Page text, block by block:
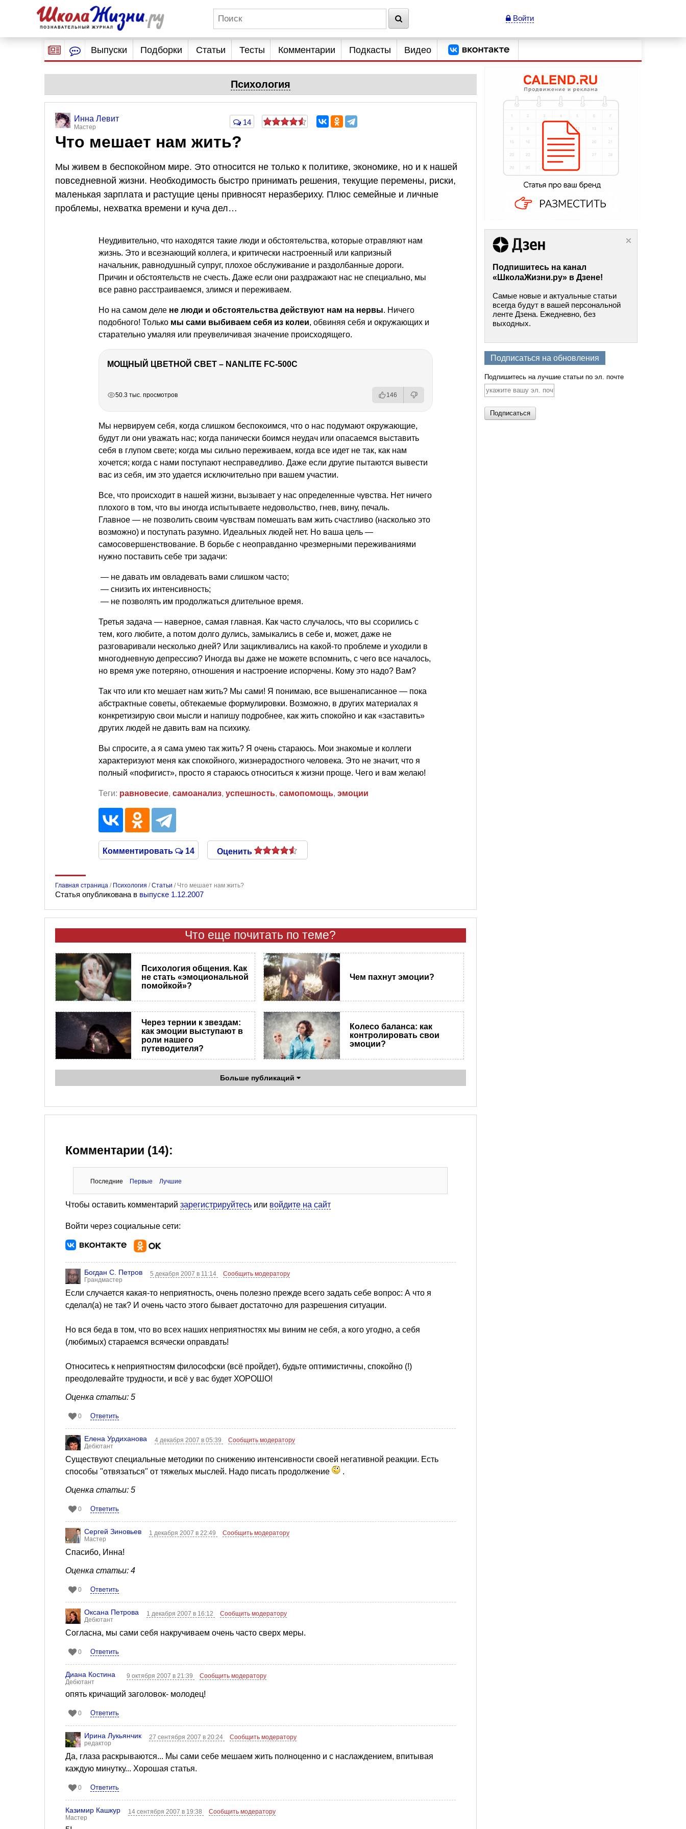
Войти
Выпуски Подборки Статьи Тесты Комментарии Подкасты Видео
Психология
Инна Левит
Мастер
14
Что мешает нам жить?
Мы живем в беспокойном мире. Это относится не только к политике, экономике, но и к нашей
повседневной жизни. Необходимость быстро принимать решения, текущие перемены, риски,
маленькая зарплата и растущие цены привносят неразбериху. Плюс семейные и личные
проблемы, нехватка времени и куча дел…
Неудивительно, что находятся такие люди и обстоятельства, которые отравляют нам
жизнь. Это и всезнающий коллега, и критически настроенный или капризный
начальник, равнодушный супруг, плохое обслуживание и раздолбанные дороги.
Причин и обстоятельств не счесть. Даже если они раздражают нас не специально, мы
все равно расстраиваемся, злимся и переживаем.
Но на самом деле не люди и обстоятельства действуют нам на нервы. Ничего
подобного! Только мы сами выбиваем себя из колеи, обвиняя себя и окружающих и
старательно умаляя или преувеличивая значение происходящего.
МОЩНЫЙ ЦВЕТНОЙ СВЕТ – NANLITE FC-500C
50.3 тыс. просмотров 146
Мы нервируем себя, когда слишком беспокоимся, что о нас подумают окружающие,
будут ли они уважать нас; когда панически боимся неудач или опасаемся выставить
себя в глупом свете; когда мы сильно переживаем, когда все идет не так, как нам
хочется; когда с нами поступают несправедливо. Даже если другие пытаются вывести
вас из себя, им это удается исключительно при вашем участии.
Все, что происходит в нашей жизни, вызывает у нас определенные чувства. Нет ничего
плохого в том, что вы иногда испытываете недовольство, гнев, вину, печаль.
Главное — не позволить своим чувствам помешать вам жить счастливо (насколько это
возможно) и поступать разумно. Идеальных людей нет. Но ваша цель —
самосовершенствование. В борьбе с неоправданно чрезмерными переживаниями
нужно поставить себе три задачи:
— не давать им овладевать вами слишком часто;
— снизить их интенсивность;
— не позволять им продолжаться длительное время.
Третья задача — наверное, самая главная. Как часто случалось, что вы ссорились с
тем, кого любите, а потом долго дулись, замыкались в себе и, может, даже не
разговаривали несколько дней? Или зацикливались на какой-то проблеме и уходили в
многодневную депрессию? Иногда вы даже не можете вспомнить, с чего все началось,
но время уже потеряно, отношения и настроение испорчены. Кому это надо? Вам?
Так что или кто мешает нам жить? Мы сами! Я понимаю, все вышенаписанное — пока
абстрактные советы, обтекаемые формулировки. Возможно, в других материалах я
конкретизирую свои мысли и напишу подробнее, как жить спокойно и как «заставить»
других людей не давить вам на психику.
Вы спросите, а я сама умею так жить? Я очень стараюсь. Мои знакомые и коллеги
характеризуют меня как спокойного, жизнерадостного человека. Это не значит, что я
полный «пофигист», просто я стараюсь относиться к жизни проще. Чего и вам желаю!
Теги: равновесие, самоанализ, успешность, самопомощь, эмоции
Комментировать 14 Оценить
Главная страница / Психология /Статьи / Что мешает нам жить?
Статья опубликована в выпуске 1.12.2007
Что еще почитать по теме?
Психология общения. Как
не стать «эмоциональной
помойкой»?
Чем пахнут эмоции?
Через тернии к звездам:
как эмоции выступают в
роли нашего
путеводителя?
Колесо баланса: как
контролировать свои
эмоции?
Больше публикаций
Комментарии (14):
Последние Первые Лучшие
Чтобы оставить комментарий зарегистрируйтесь или войдите на сайт
Войти через социальные сети:
Богдан С. Петров
Грандмастер
5 декабря 2007 в 11:14 Сообщить модератору
Если случается какая-то неприятность, очень полезно прежде всего задать себе вопрос: А что я
сделал(а) не так? И очень часто этого бывает достаточно для разрешения ситуации.
Но вся беда в том, что во всех наших неприятностях мы виним не себя, а кого угодно, а себя
(любимых) стараемся всячески оправдать!
Относитесь к неприятностям философски (всё пройдет), будьте оптимистичны, спокойно (!)
преодолевайте трудности, и всё у вас будет ХОРОШО!
Оценка статьи: 5
0 Ответить
Елена Урдиханова
Дебютант
4 декабря 2007 в 05:39 Сообщить модератору
Существуют специальные методики по снижению интенсивности своей негативной реакции. Есть
способы "отвязаться" от тяжелых мыслей. Надо писать продолжение
.
Оценка статьи: 5
0 Ответить
Сергей Зиновьев
Мастер
1 декабря 2007 в 22:49 Сообщить модератору
Спасибо, Инна!
Оценка статьи: 4
0 Ответить
Оксана Петрова
Дебютант
1 декабря 2007 в 16:12 Сообщить модератору
Согласна, мы сами себя накручиваем очень часто сверх меры.
0 Ответить
Диана Костина
Дебютант
9 октября 2007 в 21:39 Сообщить модератору
опять кричащий заголовок- молодец!
0 Ответить
Ирина Лукьянчик
редактор
27 сентября 2007 в 20:24 Сообщить модератору
Да, глаза раскрываются... Мы сами себе мешаем жить полноценно и с наслаждением, впитывая
каждую минутку... Хорошая статья.
0 Ответить
Казимир Кашкур
Мастер
14 сентября 2007 в 19:38 Сообщить модератору
Подпишитесь на канал
«ШколаЖизни.ру» в Дзене!
Самые новые и актуальные статьи
всегда будут в вашей персональной
ленте Дзена. Ежедневно, без
выходных.
Подписаться на обновления
Подпишитесь на лучшие статьи по эл. почте